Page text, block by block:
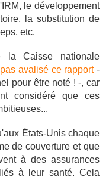
le développement
la substitution de
etc.
la Caisse nationale
avalisé ce rapport-
pour être noté ! -, car
considéré que ces
États-Unis chaque
de couverture et que
à des assurances
à leur santé. Cela